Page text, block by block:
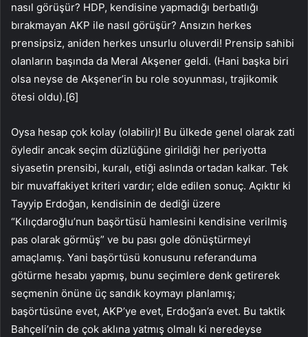
nasıl görüşür? HDP, kendisine yapmadığı berbatlığı
bırakmayan AKP ile nasıl görüşür? Ansızın herkes
prensipsiz, aniden herkes unsurlu oluverdi! Prensip sahibi
olanların başında da Meral Akşener geldi. (Hani başka biri
olsa neyse de Akşener’in bu role soyunması, trajikomik
ötesi oldu).[6]
Oysa hesap çok kolay (olabilir)! Bu ülkede genel olarak zati
öyledir ancak seçim düzlüğüne girildiği her periyotta
siyasetin prensibi, kuralı, etiği aslında ortadan kalkar. Tek
bir muvaffakiyet kriteri vardır; elde edilen sonuç. Açıktır ki
Tayyip Erdoğan, kendisinin de dediği üzere
“Kılıçdaroğlu’nun başörtüsü hamlesini kendisine verilmiş
pas olarak görmüş” ve bu pası gole dönüştürmeyi
amaçlamış. Yani başörtüsü konusunu referanduma
götürme hesabı yapmış, bunu seçimlere denk getirerek
seçmenin önüne üç sandık koymayı planlamış;
başörtüsüne evet, AKP’ye evet, Erdoğan’a evet. Bu taktik
Bahçeli’nin de çok aklına yatmış olmalı ki neredeyse